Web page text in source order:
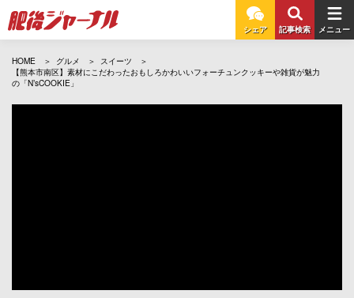
シェア 記事検索 メニュー
HOME グルメ
スイーツ
【熊本市南区】素材にこだわったおもしろかわいいフォーチュンクッキーや雑貨が魅力
の「N’sCOOKIE」